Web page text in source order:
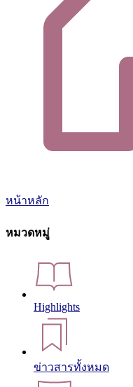
หน้าหลัก
หมวดหมู่
Highlights
ข่าวสารทั้งหมด